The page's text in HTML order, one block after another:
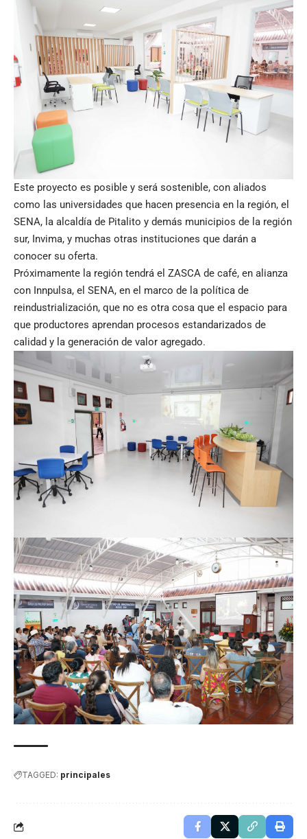
Este proyecto es posible y será sostenible, con aliados
como las universidades que hacen presencia en la región, el
SENA, la alcaldía de Pitalito y demás municipios de la región
sur, Invima, y muchas otras instituciones que darán a
conocer su oferta.
Próximamente la región tendrá el ZASCA de café, en alianza
con Innpulsa, el SENA, en el marco de la política de
reindustrialización, que no es otra cosa que el espacio para
que productores aprendan procesos estandarizados de
calidad y la generación de valor agregado.
TAGGED: principales